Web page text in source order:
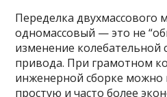
Переделка двухмассового
одномассовый — это не
изменение колебательной
привода. При грамотном
инженерной сборке можно
простую и часто более